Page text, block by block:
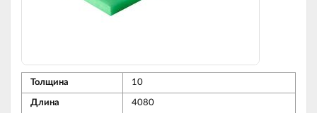
Толщина 10
Длина 4080